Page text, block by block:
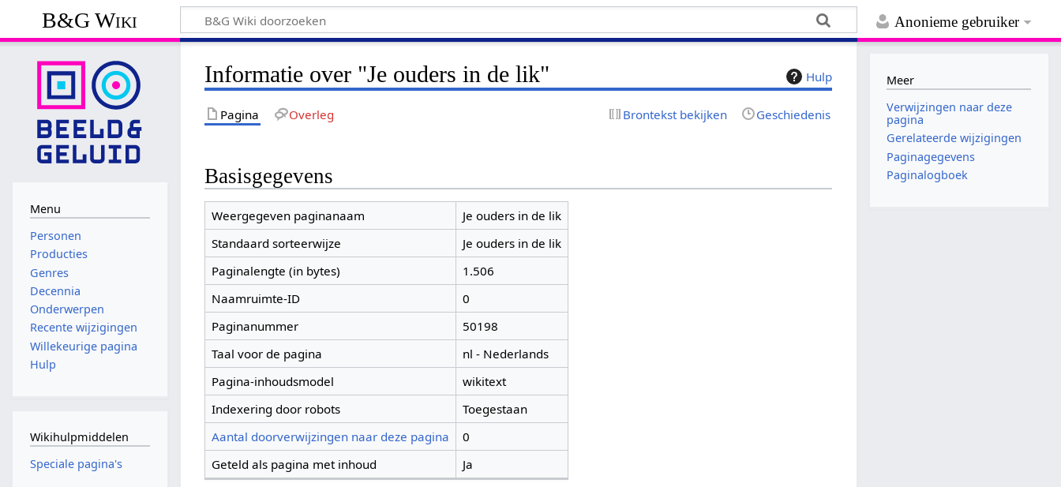
Anonieme gebruiker
B&G Wiki
Hulp
Informatie over "Je ouders in de lik"
Pagina Overleg Brontekst bekijken Geschiedenis
Basisgegevens
Weergegeven paginanaam
Je ouders in de lik
Standaard sorteerwijze
Je ouders in de lik
Paginalengte (in bytes)
1.506
Naamruimte-ID
0
Paginanummer
50198
Taal voor de pagina
nl - Nederlands
Pagina-inhoudsmodel
wikitext
Indexering door robots
Toegestaan
Aantal doorverwijzingen naar deze pagina
0
Geteld als pagina met inhoud
Ja
Menu
Personen
Producties
Genres
Decennia
Onderwerpen
Recente wijzigingen
Willekeurige pagina
Hulp
Wikihulpmiddelen
Speciale pagina's
Meer
Verwijzingen naar deze
pagina
Gerelateerde wijzigingen
Paginagegevens
Paginalogboek